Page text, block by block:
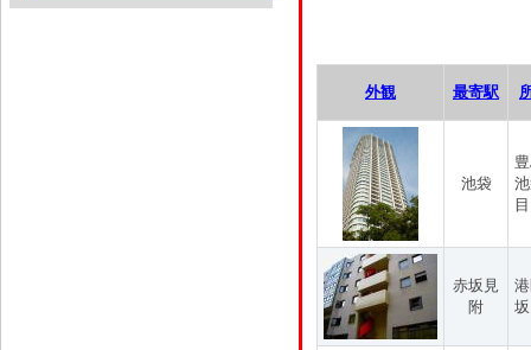
外観 最寄駅
池袋
目
赤坂見
附